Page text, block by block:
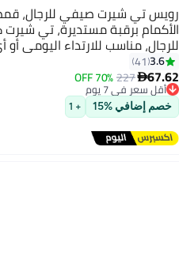
رويس تي شيرت صيفي للرجال،
الأكمام برقبة مستديرة، تي
للرجال، مناسب للارتداء اليومي
3.6
41
67.62
227
70% OFFأقل سعر في 7 يوم
توصيل مجاني
أقل سعر في 7 يوم
خصم إضافي %15 + 1